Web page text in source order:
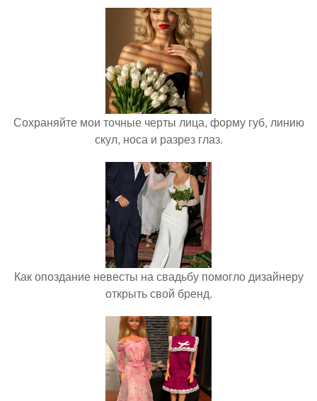
Сохраняйте мои точные черты лица, форму губ, линию
скул, носа и разрез глаз.
Как опоздание невесты на свадьбу помогло дизайнеру
открыть свой бренд.